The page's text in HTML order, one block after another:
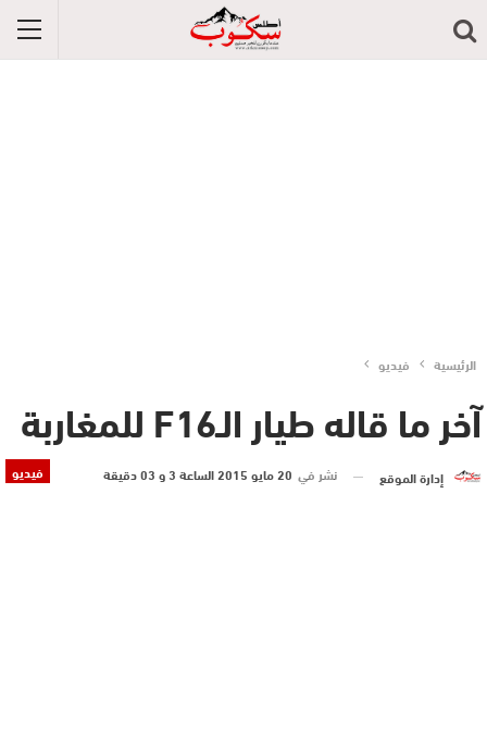
الرئيسية فيديو
آخر ما قاله طيار الـF16 للمغاربة
فيديو إدارة الموقع نشر في 20 مايو 2015 الساعة 3 و 03 دقيقة